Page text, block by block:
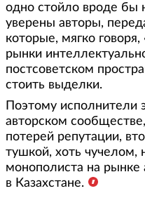
одно стойло вроде бы
уверены авторы,
которые, мягко
рынки
постсоветском
стоить выделки.
Поэтому исполнители
авторском
потерей репутации,
тушкой, хоть чучелом,
монополиста на рынке
в Казахстане.